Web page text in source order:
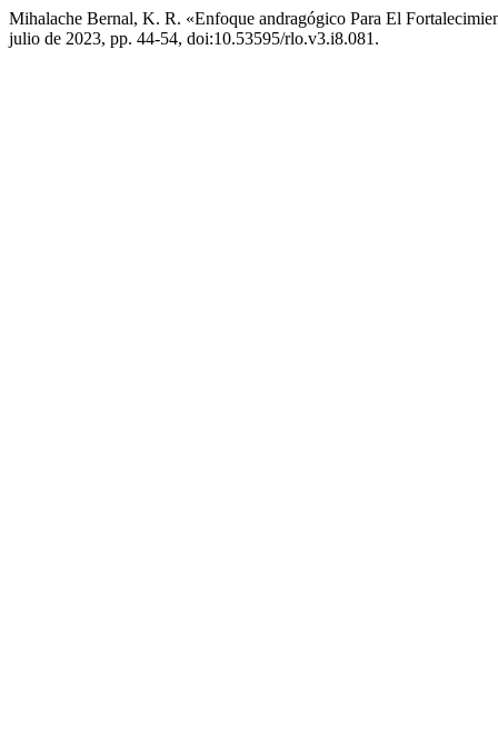
Mihalache Bernal, K. R. «Enfoque andragógico Para El
julio de 2023, pp. 44-54, doi:10.53595/rlo.v3.i8.081.